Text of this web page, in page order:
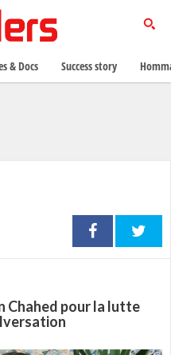
Chahed pour la lutte
& Docs Success story